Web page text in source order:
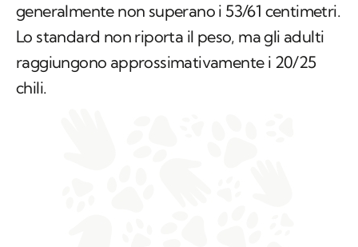
generalmente non superano i 53/61 centimetri.
Lo standard non riporta il peso, ma gli adulti
raggiungono approssimativamente i 20/25
chili.